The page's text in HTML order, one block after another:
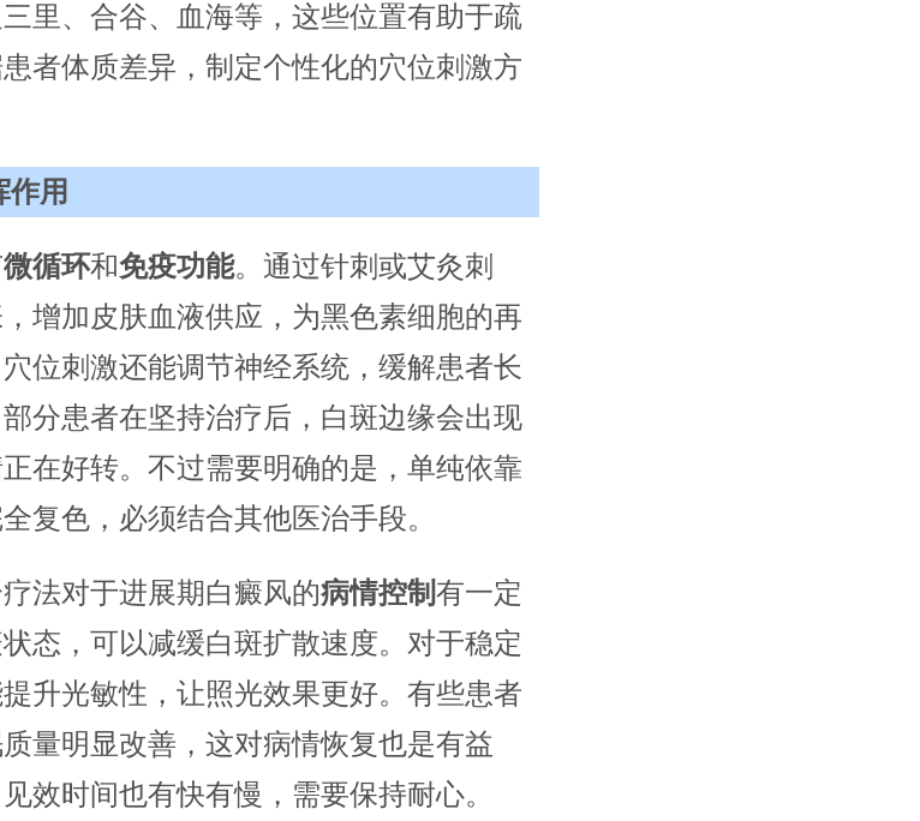
里、合谷、血海等，这些位置有助于疏
者体质差异，制定个性化的穴位刺激方
作用
微循环和免疫功能。通过针刺或艾灸刺
增加皮肤血液供应，为黑色素细胞的再
位刺激还能调节神经系统，缓解患者长
分患者在坚持治疗后，白斑边缘会出现
在好转。不过需要明确的是，单纯依靠
复色，必须结合其他医治手段。
法对于进展期白癜风的病情控制有一定
态，可以减缓白斑扩散速度。对于稳定
升光敏性，让照光效果更好。有些患者
量明显改善，这对病情恢复也是有益
效时间也有快有慢，需要保持耐心。